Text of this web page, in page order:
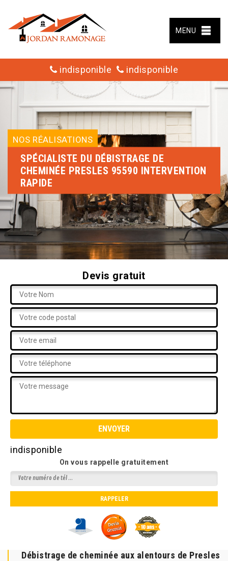
MENU
indisponible indisponible
NOS RÉALISATIONS
SPÉCIALISTE DU DÉBISTRAGE DE
CHEMINÉE PRESLES 95590 INTERVENTION
RAPIDE
Devis gratuit
indisponible
On vous rappelle gratuitement
Débistrage de cheminée aux alentours de Presles